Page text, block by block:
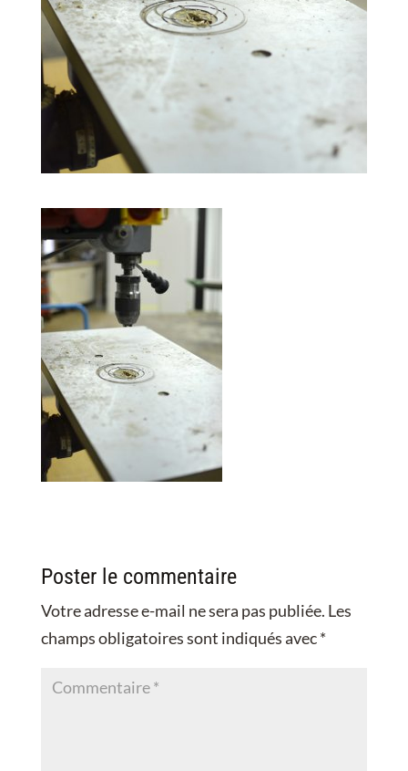
Poster le commentaire
Votre adresse e-mail ne sera pas publiée. Les
champs obligatoires sont indiqués avec*